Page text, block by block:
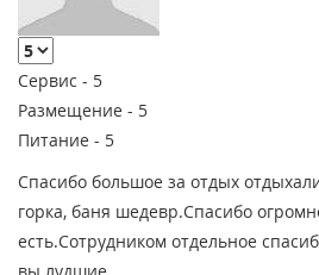
Сервис - 5
Размещение - 5
Питание - 5
Спасибо большое за отдых
горка, баня шедевр.Спасибо
есть.Сотрудником отдельное
вы лудшие